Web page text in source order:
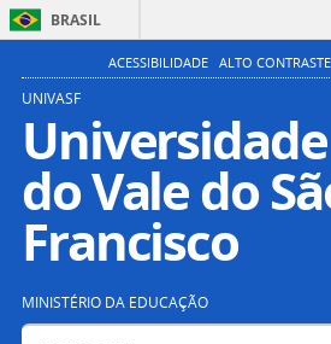
BRASIL
ACESSIBILIDADE ALTO CONTRASTE
UNIVASF
do Vale do
Francisco
MINISTÉRIO DA EDUCAÇÃO
Buscar no portal